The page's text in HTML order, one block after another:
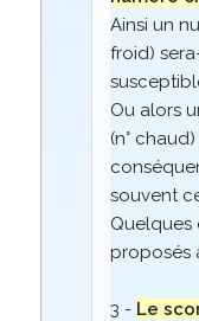
Ainsi un
froid)
Ou alors
(n°
souvent
Quelques
proposés
3 - Le